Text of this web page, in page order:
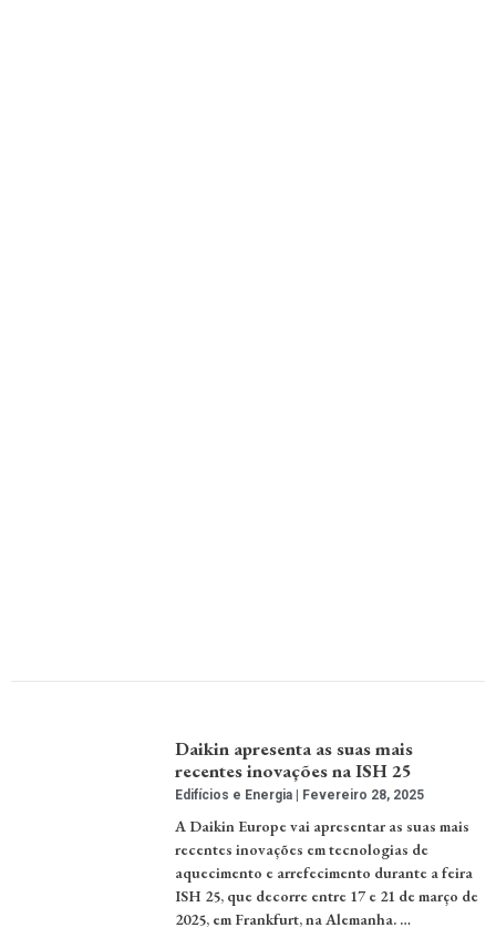
Daikin apresenta as suas mais
recentes inovações na ISH 25
Edifícios e Energia Fevereiro 28, 2025
A Daikin Europe vai apresentar as suas mais
recentes inovações em tecnologias de
aquecimento e arrefecimento durante a feira
ISH 25, que decorre entre 17 e 21 de março de
2025, em Frankfurt, na Alemanha. …